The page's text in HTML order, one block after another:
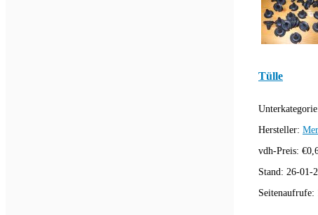
Tülle
Hersteller:
vdh-Preis: €
Stand: 26-01-
Seitenaufrufe: